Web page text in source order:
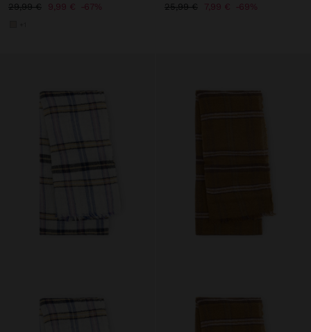
29,99 €
9,99 € 67%
25,99 €
7,99 € 69%